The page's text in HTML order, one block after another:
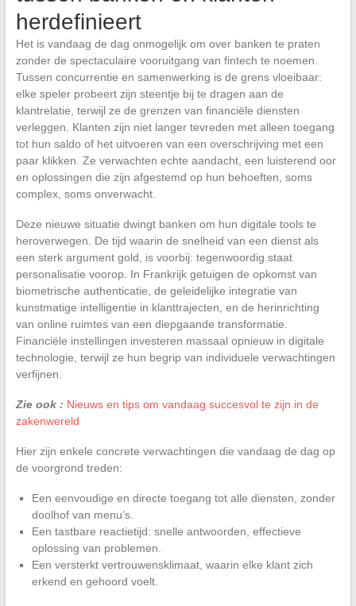
herdefinieert
Het is vandaag de dag onmogelijk om over banken te praten
zonder de spectaculaire vooruitgang van fintech te noemen.
Tussen concurrentie en samenwerking is de grens vloeibaar:
elke speler probeert zijn steentje bij te dragen aan de
klantrelatie, terwijl ze de grenzen van financiële diensten
verleggen. Klanten zijn niet langer tevreden met alleen toegang
tot hun saldo of het uitvoeren van een overschrijving met een
paar klikken. Ze verwachten echte aandacht, een luisterend oor
en oplossingen die zijn afgestemd op hun behoeften, soms
complex, soms onverwacht.
Deze nieuwe situatie dwingt banken om hun digitale tools te
heroverwegen. De tijd waarin de snelheid van een dienst als
een sterk argument gold, is voorbij: tegenwoordig staat
personalisatie voorop. In Frankrijk getuigen de opkomst van
biometrische authenticatie, de geleidelijke integratie van
kunstmatige intelligentie in klanttrajecten, en de herinrichting
van online ruimtes van een diepgaande transformatie.
Financiële instellingen investeren massaal opnieuw in digitale
technologie, terwijl ze hun begrip van individuele verwachtingen
verfijnen.
Zie ook : Nieuws en tips om vandaag succesvol te zijn in de
zakenwereld
Hier zijn enkele concrete verwachtingen die vandaag de dag op
de voorgrond treden:
Een eenvoudige en directe toegang tot alle diensten, zonder
doolhof van menu’s.
Een tastbare reactietijd: snelle antwoorden, effectieve
oplossing van problemen.
Een versterkt vertrouwensklimaat, waarin elke klant zich
erkend en gehoord voelt.